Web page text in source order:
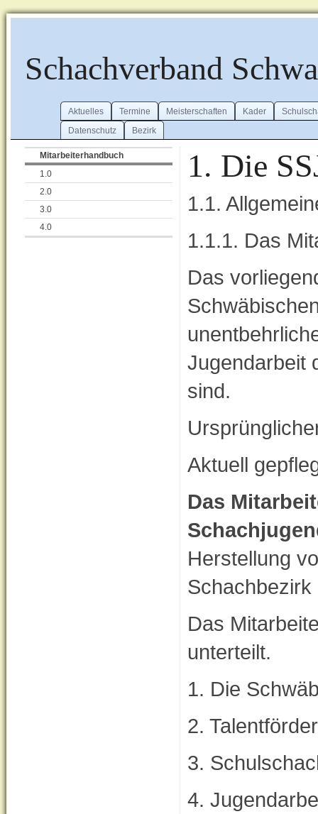
Schachverband
Aktuelles Termine Meisterschaften Kader
Datenschutz
Bezirk
Mitarbeiterhandbuch
1.0
2.0
3.0
4.0
1. Die
1.1.
1.1.1. Das
Das
Jugendarbeit
sind.
Aktuell
Das
Herstellung
Das
unterteilt.
1. Die
2.
3.
4.